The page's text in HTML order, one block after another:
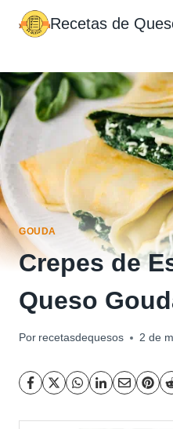
Saltar
Recetas de
GOUDA
Crepes de
Queso
Por recetasdequesos 2 de